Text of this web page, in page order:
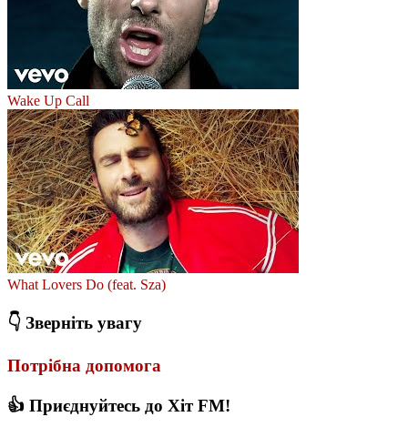
Wake Up Call
What Lovers Do (feat. Sza)
👇 Зверніть увагу
Потрібна допомога
👍 Приєднуйтесь до Хіт FM!